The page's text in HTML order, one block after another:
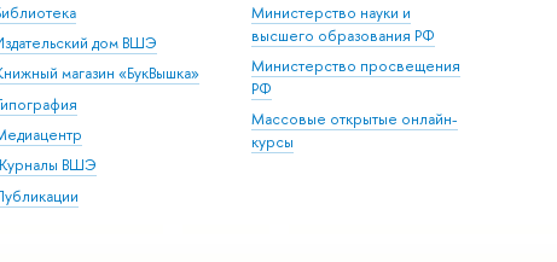
дом ВШЭ
магазин «БукВышка»
ВШЭ
Министерство науки и
высшего образования РФ
Министерство просвещения
РФ
Массовые открытые онлайн-
курсы